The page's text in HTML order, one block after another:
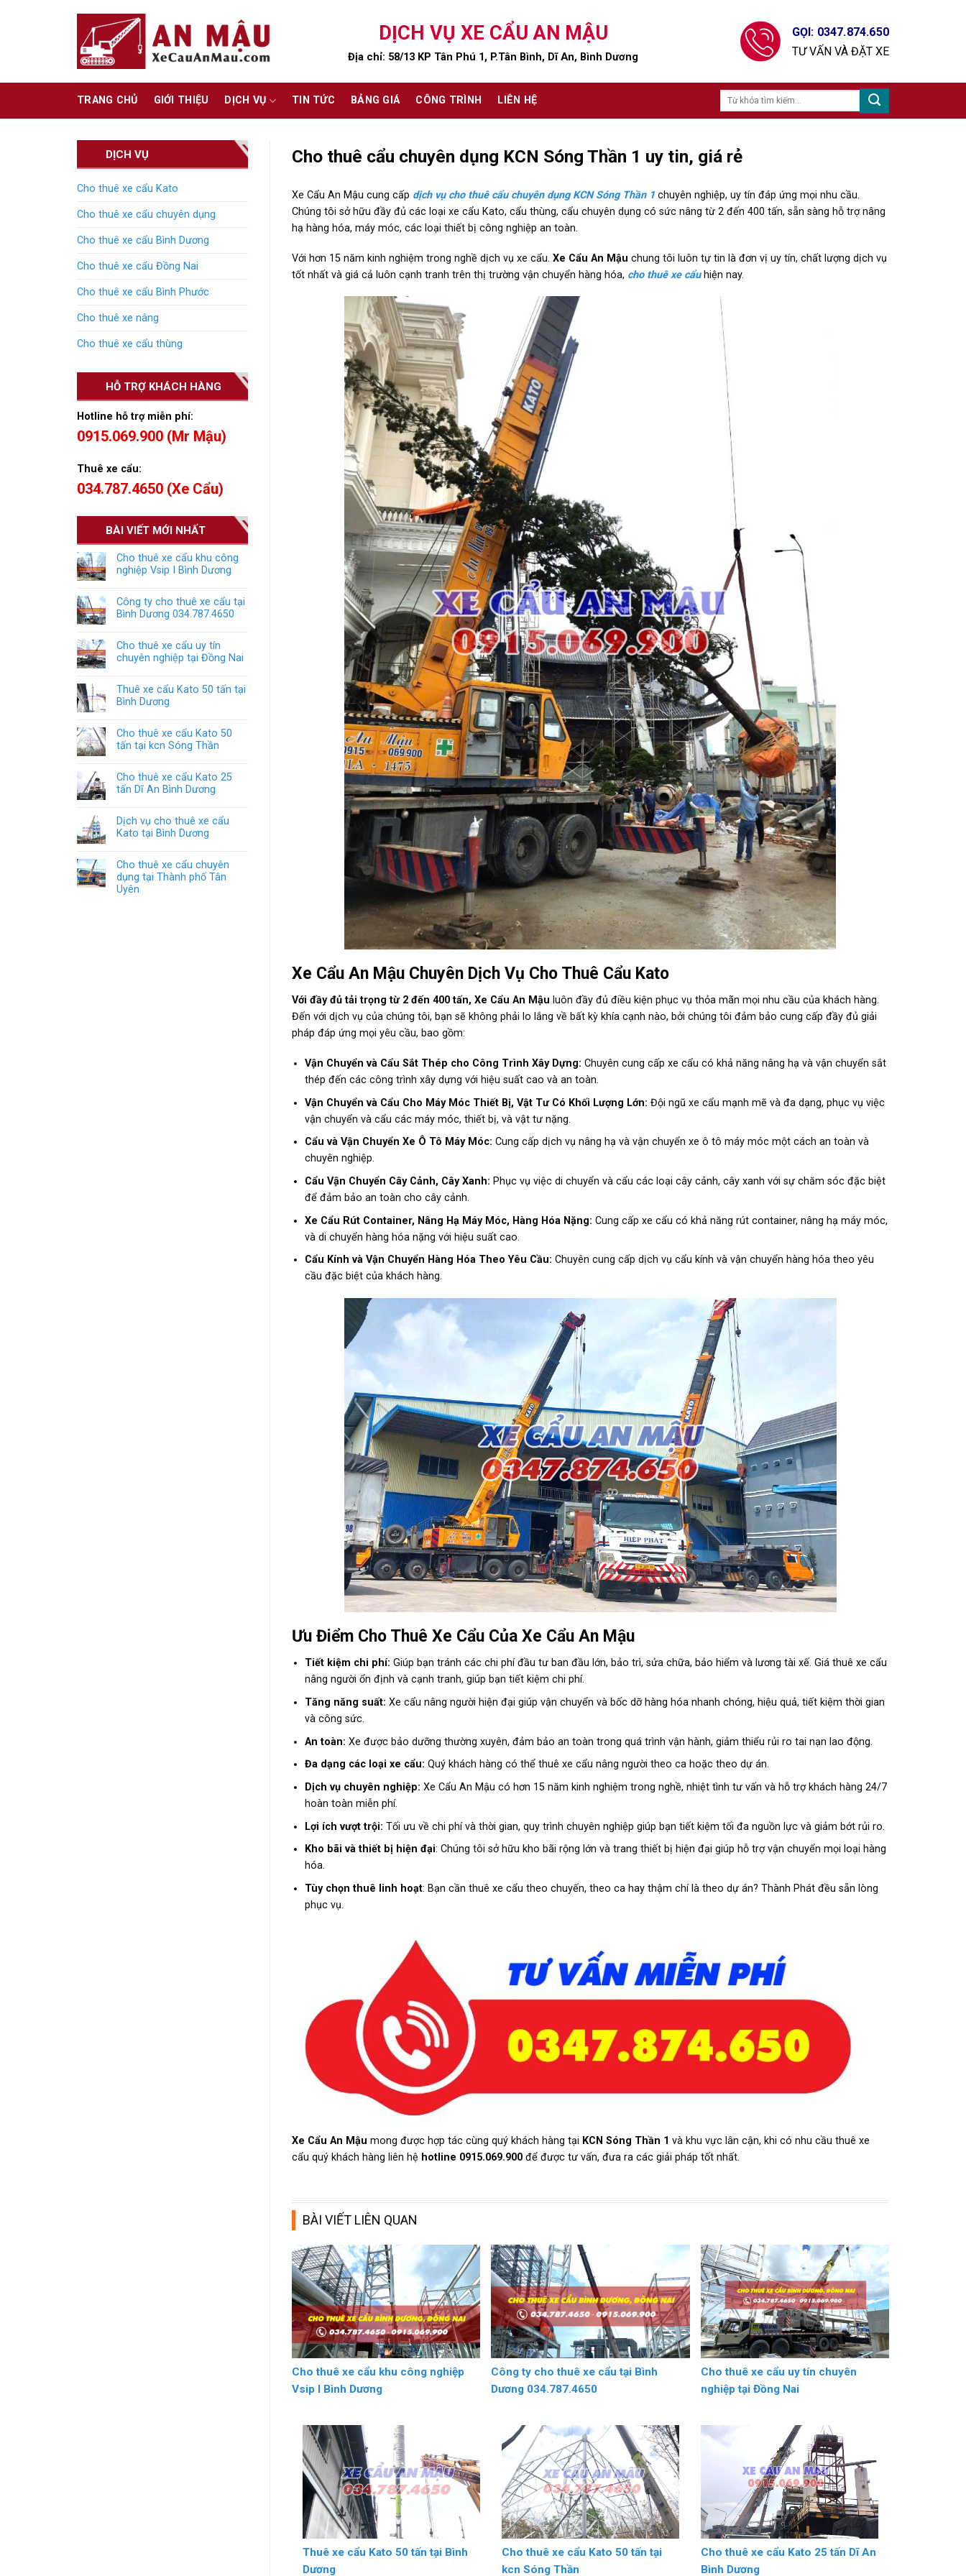
DỊCH VỤ XE CẨU AN MẬU
Địa chỉ: 58/13 KP Tân Phú 1, P.Tân Bình, Dĩ An, Bình Dương
GỌI: 0347.874.650
TƯ VẤN VÀ ĐẶT XE
TRANG CHỦ GIỚI THIỆU DỊCH VỤ TIN TỨC BẢNG GIÁ CÔNG TRÌNH LIÊN HỆ
DỊCH VỤ
Cho thuê xe cẩu Kato
Cho thuê xe cẩu chuyên dụng
Cho thuê xe cẩu Bình Dương
Cho thuê xe cẩu Đồng Nai
Cho thuê xe cẩu Bình Phước
Cho thuê xe nâng
Cho thuê xe cẩu thùng
HỖ TRỢ KHÁCH HÀNG
Hotline hỗ trợ miễn phí:
0915.069.900 (Mr Mậu)
Thuê xe cẩu:
034.787.4650 (Xe Cẩu)
BÀI VIẾT MỚI NHẤT
Cho thuê xe cẩu khu công
nghiệp Vsip I Bình Dương
Công ty cho thuê xe cẩu tại
Bình Dương 034.787.4650
Cho thuê xe cẩu uy tín
chuyên nghiệp tại Đồng Nai
Thuê xe cẩu Kato 50 tấn tại
Bình Dương
Cho thuê xe cẩu Kato 50
tấn tại kcn Sóng Thần
Cho thuê xe cẩu Kato 25
tấn Dĩ An Bình Dương
Dịch vụ cho thuê xe cẩu
Kato tại Bình Dương
Cho thuê xe cẩu chuyên
dụng tại Thành phố Tân
Uyên
Cho thuê cẩu chuyên dụng KCN Sóng Thần 1 uy tin, giá rẻ
Xe Cẩu An Mậu cung cấp dịch vụ cho thuê cẩu chuyên dụng KCN Sóng Thần 1chuyên nghiệp, uy tín đáp ứng mọi nhu cầu.
Chúng tôi sở hữu đầy đủ các loại xe cẩu Kato, cẩu thùng, cẩu chuyên dụng có sức nâng từ 2 đến 400 tấn, sẵn sàng hỗ trợ nâng
hạ hàng hóa, máy móc, các loại thiết bị công nghiệp an toàn.
Với hơn 15 năm kinh nghiệm trong nghề dịch vụ xe cẩu. Xe Cẩu An Mậu chung tôi luôn tự tin là đơn vị uy tín, chất lượng dịch vụ
tốt nhất và giá cả luôn cạnh tranh trên thị trường vận chuyển hàng hóa, cho thuê xe cẩuhiện nay.
Xe Cẩu An Mậu Chuyên Dịch Vụ Cho Thuê Cẩu Kato
Với đầy đủ tải trọng từ 2 đến 400 tấn, Xe Cẩu An Mậu luôn đầy đủ điều kiện phục vụ thỏa mãn mọi nhu cầu của khách hàng.
Đến với dịch vụ của chúng tôi, bạn sẽ không phải lo lắng về bất kỳ khía cạnh nào, bởi chúng tôi đảm bảo cung cấp đầy đủ giải
pháp đáp ứng mọi yêu cầu, bao gồm:
Vận Chuyển và Cẩu Sắt Thép cho Công Trình Xây Dựng:Chuyên cung cấp xe cẩu có khả năng nâng hạ và vận chuyển sắt
thép đến các công trình xây dựng với hiệu suất cao và an toàn.
Vận Chuyển và Cẩu Cho Máy Móc Thiết Bị, Vật Tư Có Khối Lượng Lớn:Đội ngũ xe cẩu mạnh mẽ và đa dạng, phục vụ việc
vận chuyển và cẩu các máy móc, thiết bị, và vật tư nặng.
Cẩu và Vận Chuyển Xe Ô Tô Máy Móc:Cung cấp dịch vụ nâng hạ và vận chuyển xe ô tô máy móc một cách an toàn và
chuyên nghiệp.
Cẩu Vận Chuyển Cây Cảnh, Cây Xanh: Phục vụ việc di chuyển và cẩu các loại cây cảnh, cây xanh với sự chăm sóc đặc biệt
để đảm bảo an toàn cho cây cảnh.
Xe Cẩu Rút Container, Nâng Hạ Máy Móc, Hàng Hóa Nặng:Cung cấp xe cẩu có khả năng rút container, nâng hạ máy móc,
và di chuyển hàng hóa nặng với hiệu suất cao.
Cẩu Kính và Vận Chuyển Hàng Hóa Theo Yêu Cầu:Chuyên cung cấp dịch vụ cẩu kính và vận chuyển hàng hóa theo yêu
cầu đặc biệt của khách hàng.
Ưu Điểm Cho Thuê Xe Cẩu Của Xe Cẩu An Mậu
Tiết kiệm chi phí: Giúp bạn tránh các chi phí đầu tư ban đầu lớn, bảo trì, sửa chữa, bảo hiểm và lương tài xế. Giá thuê xe cẩu
nâng người ổn định và cạnh tranh, giúp bạn tiết kiệm chi phí.
Tăng năng suất: Xe cẩu nâng người hiện đại giúp vận chuyển và bốc dỡ hàng hóa nhanh chóng, hiệu quả, tiết kiệm thời gian
và công sức.
An toàn: Xe được bảo dưỡng thường xuyên, đảm bảo an toàn trong quá trình vận hành, giảm thiểu rủi ro tai nạn lao động.
Đa dạng các loại xe cẩu: Quý khách hàng có thể thuê xe cẩu nâng người theo ca hoặc theo dự án.
Dịch vụ chuyên nghiệp: Xe Cẩu An Mậu có hơn 15 năm kinh nghiệm trong nghề, nhiệt tình tư vấn và hỗ trợ khách hàng 24/7
hoàn toàn miễn phí.
Lợi ích vượt trội: Tối ưu về chi phí và thời gian, quy trình chuyên nghiệp giúp bạn tiết kiệm tối đa nguồn lực và giảm bớt rủi ro.
Kho bãi và thiết bị hiện đại: Chúng tôi sở hữu kho bãi rộng lớn và trang thiết bị hiện đại giúp hỗ trợ vận chuyển mọi loại hàng
hóa.
Tùy chọn thuê linh hoạt: Bạn cần thuê xe cẩu theo chuyến, theo ca hay thậm chí là theo dự án? Thành Phát đều sẵn lòng
phục vụ.
Xe Cẩu An Mậu mong được hợp tác cùng quý khách hàng tại KCN Sóng Thần 1 và khu vực lân cận, khi có nhu cầu thuê xe
cẩu quý khách hàng liên hệ hotline 0915.069.900để được tư vấn, đưa ra các giải pháp tốt nhất.
BÀI VIẾT LIÊN QUAN
Cho thuê xe cẩu khu công nghiệp
Vsip I Bình Dương
Công ty cho thuê xe cẩu tại Bình
Dương 034.787.4650
Cho thuê xe cẩu uy tín chuyên
nghiệp tại Đồng Nai
Thuê xe cẩu Kato 50 tấn tại Bình
Dương
Cho thuê xe cẩu Kato 50 tấn tại
kcn Sóng Thần
Cho thuê xe cẩu Kato 25 tấn Dĩ An
Bình Dương